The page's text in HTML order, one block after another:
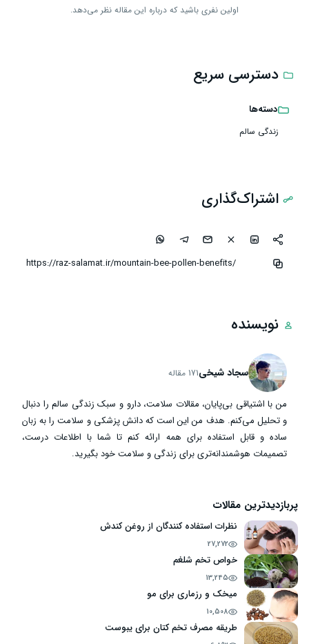
اولین نفری باشید که درباره این مقاله نظر می‌دهد.
دسترسی سریع
دسته‌ها
زندگی سالم
اشتراک‌گذاری
نویسنده
سجاد شیخی171 مقاله
من با اشتیاقی بی‌پایان، مقالات سلامت، دارو و سبک زندگی سالم را دنبال
و تحلیل می‌کنم. هدف من این است که دانش پزشکی و سلامت را به زبان
ساده و قابل استفاده برای همه ارائه کنم تا شما با اطلاعات درست،
تصمیمات هوشمندانه‌تری برای زندگی و سلامت خود بگیرید.
پربازدیدترین مقالات
نظرات استفاده کنندگان از روغن کندش
27,272
خواص تخم شلغم
13,245
میخک و رزماری برای مو
10,508
طریقه مصرف تخم کتان برای یبوست